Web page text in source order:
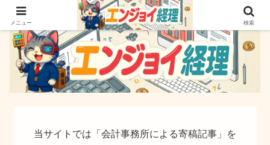
簿記でなく実務ができるサイト
当サイトでは「会計事務所による寄稿記事」を
メニュー 検索